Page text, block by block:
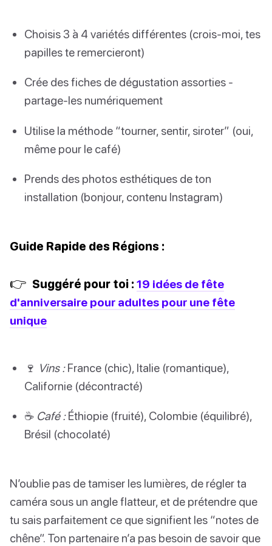
Choisis 3 à 4 variétés différentes (crois-moi, tes
papilles te remercieront)
Crée des fiches de dégustation assorties -
partage-les numériquement
Utilise la méthode “tourner, sentir, siroter” (oui,
même pour le café)
Prends des photos esthétiques de ton
installation (bonjour, contenu Instagram)
Guide Rapide des Régions :
👉 Suggéré pour toi : 19 idées de fête
d'anniversaire pour adultes pour une fête
unique
🍷 Vins :France (chic), Italie (romantique),
Californie (décontracté)
☕ Café :Éthiopie (fruité), Colombie (équilibré),
Brésil (chocolaté)
N’oublie pas de tamiser les lumières, de régler ta
caméra sous un angle flatteur, et de prétendre que
tu sais parfaitement ce que signifient les “notes de
chêne”. Ton partenaire n’a pas besoin de savoir que